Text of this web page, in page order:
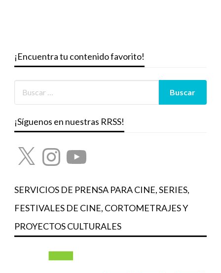
¡Encuentra tu contenido favorito!
¡Síguenos en nuestras RRSS!
X InstagramYouTube
SERVICIOS DE PRENSA PARA CINE, SERIES,
FESTIVALES DE CINE, CORTOMETRAJES Y
PROYECTOS CULTURALES